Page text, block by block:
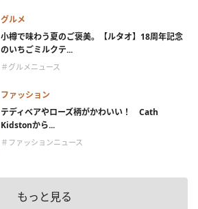
グルメ
小樽で味わう夏のご褒美。【ルタオ】18周年記念
のいちごミルクテ...
＃グルメニュース
ファッション
テディベアやローズ柄がかわいい！ Cath
Kidstonから...
＃ファッションニュース
もっと見る